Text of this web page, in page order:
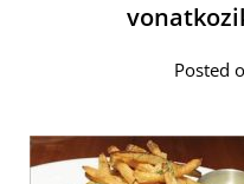
Posted